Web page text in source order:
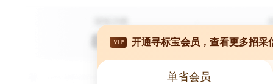
VIP 开通寻标宝会员，查看更多招采
单省会员